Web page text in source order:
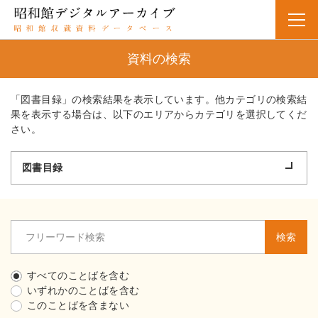
資料の検索
「図書目録」の検索結果を表示しています。他カテゴリの検索結
果を表示する場合は、以下のエリアからカテゴリを選択してくだ
さい。
図書目録
検索
すべてのことばを含む
いずれかのことばを含む
このことばを含まない